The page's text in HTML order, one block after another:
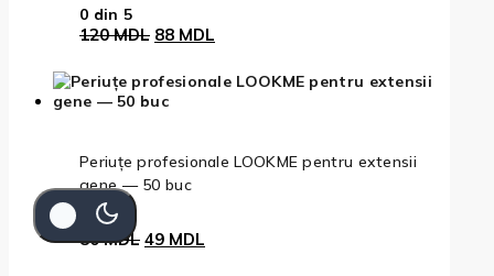
0 din 5
120MDL 88 MDL
Periuțe profesionale LOOKME pentru extensii
gene — 50 buc
din 5
80MDL 49 MDL